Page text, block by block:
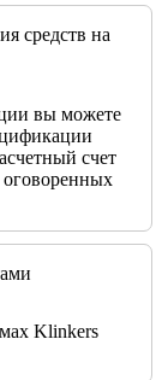
средств на
вы можете
счет
оговоренных
Klinkers